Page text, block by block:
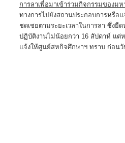
การลาเพื่อมาเข้าร่วมกิจกรรมของม
ทางการไปยังสถานประกอบการหรือ
ชดเชยตามระยะเวลาในการลา ซึ่ง
ปฏิบัติงานไม่น้อยกว่า 16 สัปดาห์ แต่
แจ้งให้ศูนย์สหกิจศึกษาฯ ทราบ ก่อน